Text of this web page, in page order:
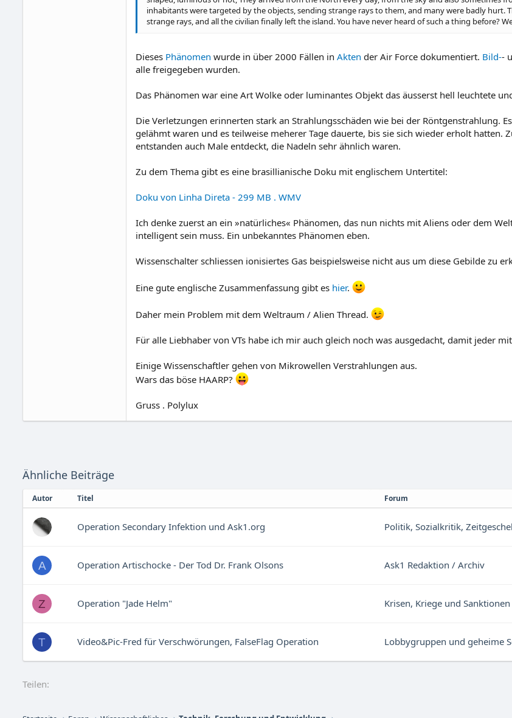
inhabitants were targeted by the objects, sending strange rays to them, and many were badly hurt.
strange rays, and all the civilian finally left the island. You have never heard of such a thing before?
Dieses Phänomen wurde in über 2000 Fällen in Akten der Air Force dokumentiert. Bild--
alle freigegeben wurden.
Das Phänomen war eine Art Wolke oder luminantes Objekt das äusserst hell leuchtete
Die Verletzungen erinnerten stark an Strahlungsschäden wie bei der Röntgenstrahlung.
gelähmt waren und es teilweise meherer Tage dauerte, bis sie sich wieder erholt hatten.
entstanden auch Male entdeckt, die Nadeln sehr ähnlich waren.
Zu dem Thema gibt es eine brasillianische Doku mit englischem Untertitel:
Doku von Linha Direta - 299 MB . WMV
Ich denke zuerst an ein »natürliches« Phänomen, das nun nichts mit Aliens oder dem
intelligent sein muss. Ein unbekanntes Phänomen eben.
Wissenschalter schliessen ionisiertes Gas beispielsweise nicht aus um diese Gebilde zu
Eine gute englische Zusammenfassung gibt es hier.
Daher mein Problem mit dem Weltraum / Alien Thread.
Für alle Liebhaber von VTs habe ich mir auch gleich noch was ausgedacht, damit jeder
Einige Wissenschaftler gehen von Mikrowellen Verstrahlungen aus.
Wars das böse HAARP?
Gruss . Polylux
Ähnliche Beiträge
Autor Titel Forum
Operation Secondary Infektion und Ask1.org Politik, Sozialkritik,
A Operation Artischocke - Der Tod Dr. Frank Olsons Ask1 Redaktion / Archiv
Z Operation "Jade Helm" Krisen, Kriege und Sanktionen
T Video&Pic-Fred für Verschwörungen, FalseFlag Operation Lobbygruppen und geheime
Teilen: